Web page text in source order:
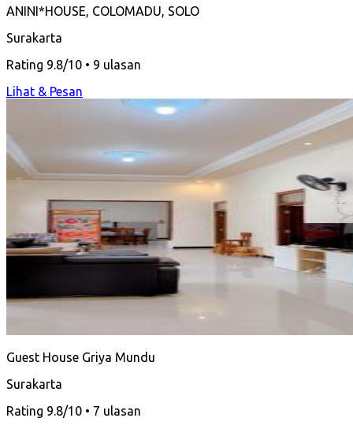
ANINI*HOUSE, COLOMADU, SOLO
Surakarta
Rating 9.8/10 • 9 ulasan
Lihat & Pesan
Guest House Griya Mundu
Surakarta
Rating 9.8/10 • 7 ulasan